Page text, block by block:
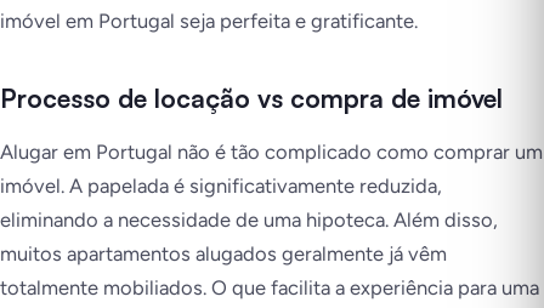
imóvel em Portugal seja perfeita e gratificante.
Processo de locação vs compra de imóvel
Alugar em Portugal não é tão complicado como comprar um
imóvel. A papelada é significativamente reduzida,
eliminando a necessidade de uma hipoteca. Além disso,
muitos apartamentos alugados geralmente já vêm
totalmente mobiliados. O que facilita a experiência para uma